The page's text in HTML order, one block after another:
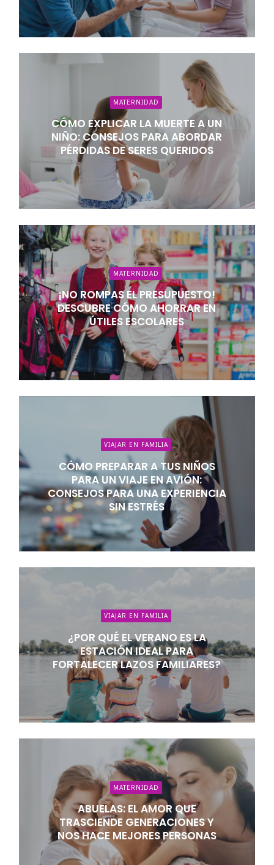
MATERNIDAD
CÓMO EXPLICAR LA MUERTE A UN
NIÑO: CONSEJOS PARA ABORDAR
PÉRDIDAS DE SERES QUERIDOS
MATERNIDAD
¡NO ROMPAS EL PRESUPUESTO!
DESCUBRE CÓMO AHORRAR EN
ÚTILES ESCOLARES
VIAJAR EN FAMILIA
CÓMO PREPARAR A TUS NIÑOS
PARA UN VIAJE EN AVIÓN:
CONSEJOS PARA UNA EXPERIENCIA
SIN ESTRÉS
VIAJAR EN FAMILIA
¿POR QUÉ EL VERANO ES LA
ESTACIÓN IDEAL PARA
FORTALECER LAZOS FAMILIARES?
MATERNIDAD
ABUELAS: EL AMOR QUE
TRASCIENDE GENERACIONES Y
NOS HACE MEJORES PERSONAS